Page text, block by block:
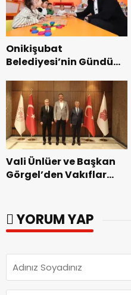
Onikişubat
Belediyesi’nin Gündüz
dönemin ön kayıtları
başladı.
Vali Ünlüer ve Başkan
Görgel’den Vakıflar
YORUM YAP